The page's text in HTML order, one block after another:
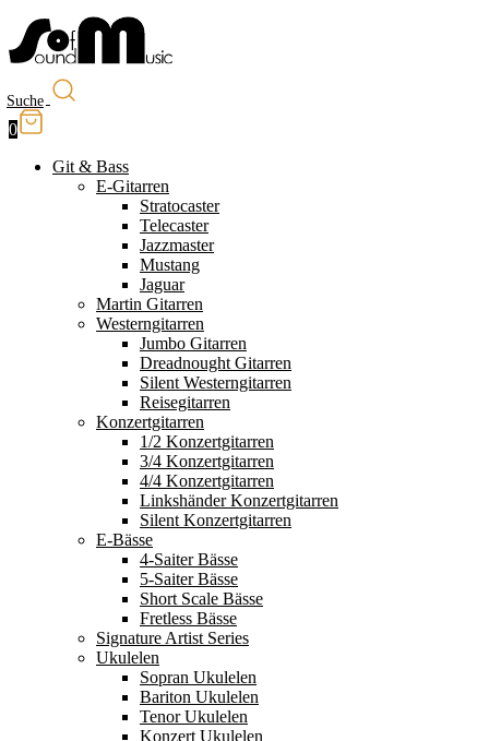
Suche
0
Git & Bass
E-Gitarren
Stratocaster
Telecaster
Jazzmaster
Mustang
Jaguar
Martin Gitarren
Westerngitarren
Jumbo Gitarren
Dreadnought Gitarren
Silent Westerngitarren
Reisegitarren
Konzertgitarren
1/2 Konzertgitarren
3/4 Konzertgitarren
4/4 Konzertgitarren
Linkshänder Konzertgitarren
Silent Konzertgitarren
E-Bässe
4-Saiter Bässe
5-Saiter Bässe
Short Scale Bässe
Fretless Bässe
Signature Artist Series
Ukulelen
Sopran Ukulelen
Bariton Ukulelen
Tenor Ukulelen
Konzert Ukulelen